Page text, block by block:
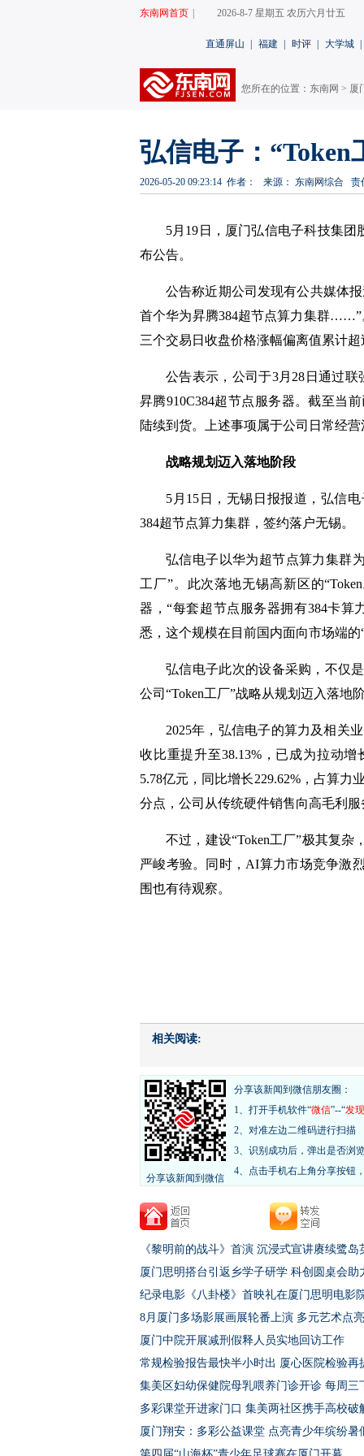
东南网首页 2026-8-7 星期五 农历六月廿五
直通屏山 福建 时评 大学城
您所在的位置： 东南网 > 厦
弘信电子：“Token
2026-05-20 09:23:14 作者： 来源： 东南网综合 责
5月19日，厦门弘信电子科技集团
布公告。
公告称近期公司发现有公共媒体
首个华为昇腾384超节点算力集群……”
三个交易日收盘价格涨幅偏离值累计超
公告表示，公司于3月28日通过
昇腾910C384超节点服务器。截至当
陆续到货。上述事项属于公司日常经
战略规划迈入落地阶段
5月15日， 无锡日报报道，弘信
384超节点算力集群，签约落户无锡。
弘信电子 以华为超节点算力集群
工厂”。此次落地无锡高新区的
器，“每套超节点服务器拥有384卡算
悉，这个规模在目前国内面向市场端的
弘信电子此次的设备采购，不仅
公司“Token工厂”战略从规划迈入落地
2025年，弘信电子的算力及相关
收比重提升至38.13%，已成为拉动
5.78亿元，同比增长229.62%，占算力
分点，公司从传统硬件销售向高毛利
不过，建设“Token工厂”极其复
严峻考验。同时，AI算力市场竞争激
围也有待观察。
相关阅读:
分享该新闻到微信
分享该新闻到微信朋友圈：
1、打开手机软件“微信”--“发现
2、对准左边二维码进行扫描
3、识别成功后，弹出是否浏
4、点击手机右上角分享按钮
《黎明前的战斗》首演 沉浸式宣讲赓续鹭岛
厦门思明搭台引返乡学子研学 科创圆桌会助
纪录电影《八卦楼》首映礼在厦门思明电影
8月厦门多场影展画展轮番上演 多元艺术点
厦门中院开展减刑假释人员实地回访工作
常规检验报告最快半小时出 厦心医院检验再
集美区妇幼保健院母乳喂养门诊开诊 每周三
多彩课堂开进家门口 集美两社区携手高校破
厦门翔安：多彩公益课堂 点亮青少年缤纷暑